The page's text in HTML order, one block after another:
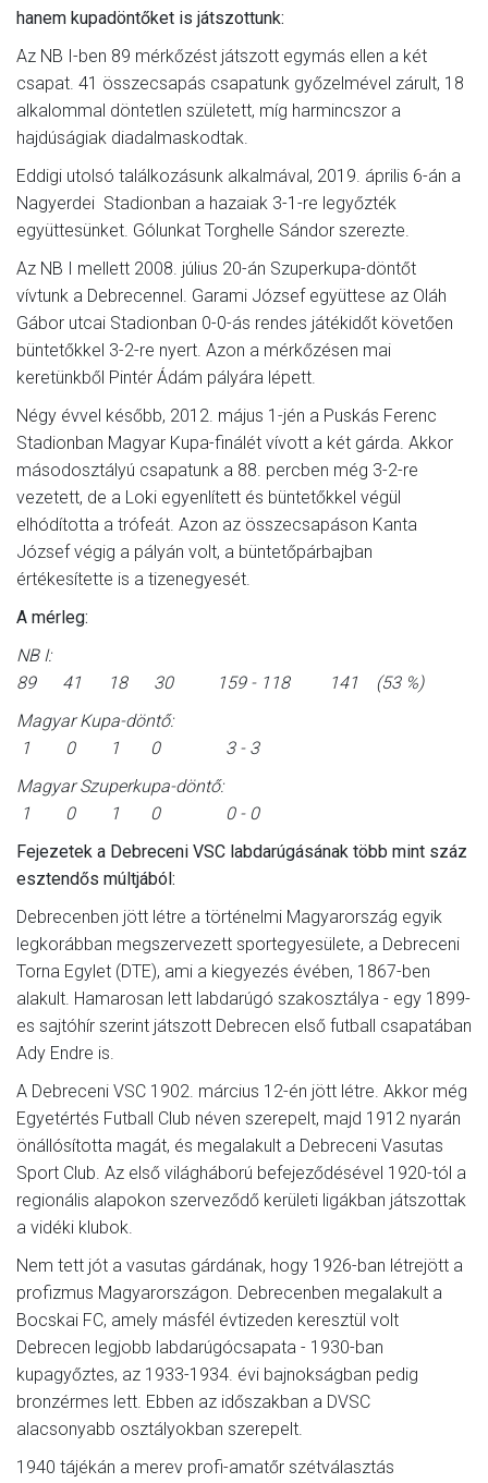
hanem kupadöntőket is játszottunk:
Az NB I-ben 89 mérkőzést játszott egymás ellen a két
csapat. 41 összecsapás csapatunk győzelmével zárult, 18
alkalommal döntetlen született, míg harmincszor a
hajdúságiak diadalmaskodtak.
Eddigi utolsó találkozásunk alkalmával, 2019. április 6-án a
Nagyerdei Stadionban a hazaiak 3-1-re legyőzték
együttesünket. Gólunkat Torghelle Sándor szerezte.
Az NB I mellett 2008. július 20-án Szuperkupa-döntőt
vívtunk a Debrecennel. Garami József együttese az Oláh
Gábor utcai Stadionban 0-0-ás rendes játékidőt követően
büntetőkkel 3-2-re nyert. Azon a mérkőzésen mai
keretünkből Pintér Ádám pályára lépett.
Négy évvel később, 2012. május 1-jén a Puskás Ferenc
Stadionban Magyar Kupa-finálét vívott a két gárda. Akkor
másodosztályú csapatunk a 88. percben még 3-2-re
vezetett, de a Loki egyenlített és büntetőkkel végül
elhódította a trófeát. Azon az összecsapáson Kanta
József végig a pályán volt, a büntetőpárbajban
értékesítette is a tizenegyesét.
A mérleg:
NB I:
89 41 18 30 159 - 118 141 (53 %)
Magyar Kupa-döntő:
1 0 1 0 3 - 3
Magyar Szuperkupa-döntő:
1 0 1 0 0 - 0
Fejezetek a Debreceni VSC labdarúgásának több mint száz
esztendős múltjából:
Debrecenben jött létre a történelmi Magyarország egyik
legkorábban megszervezett sportegyesülete, a Debreceni
Torna Egylet (DTE), ami a kiegyezés évében, 1867-ben
alakult. Hamarosan lett labdarúgó szakosztálya - egy 1899-
es sajtóhír szerint játszott Debrecen első futball csapatában
Ady Endre is.
A Debreceni VSC 1902. március 12-én jött létre. Akkor még
Egyetértés Futball Club néven szerepelt, majd 1912 nyarán
önállósította magát, és megalakult a Debreceni Vasutas
Sport Club. Az első világháború befejeződésével 1920-tól a
regionális alapokon szerveződő kerületi ligákban játszottak
a vidéki klubok.
Nem tett jót a vasutas gárdának, hogy 1926-ban létrejött a
profizmus Magyarországon. Debrecenben megalakult a
Bocskai FC, amely másfél évtizeden keresztül volt
Debrecen legjobb labdarúgócsapata - 1930-ban
kupagyőztes, az 1933-1934. évi bajnokságban pedig
bronzérmes lett. Ebben az időszakban a DVSC
alacsonyabb osztályokban szerepelt.
1940 tájékán a merev profi-amatőr szétválasztás